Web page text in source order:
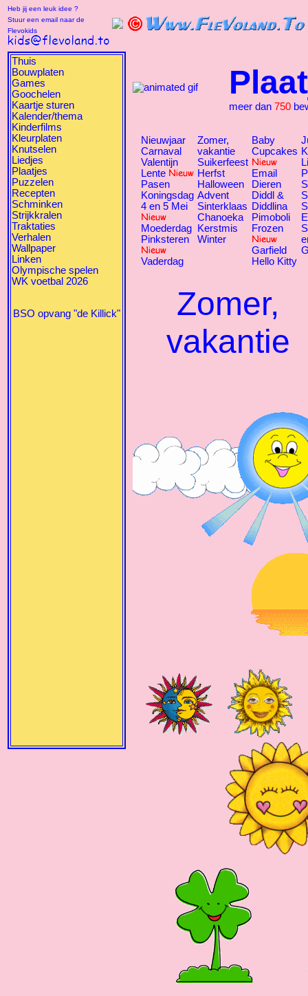
Heb jij een leuk idee ?
Stuur een email naar de
Flevokids
Thuis
Bouwplaten
Games
Goochelen
Kaartje sturen
Kalender/thema
Kinderfilms
Kleurplaten
Knutselen
Liedjes
Plaatjes
Puzzelen
Recepten
Schminken
Strijkkralen
Traktaties
Verhalen
Wallpaper
Linken
Olympische spelen
WK voetbal 2026
BSO opvang "de Killick"
meer dan 750
Nieuwjaar
Carnaval
Valentijn
Lente
Pasen
Koningsdag
4 en 5 Mei
Moederdag
Pinksteren
Vaderdag
Zomer,
vakantie
Suikerfeest
Herfst
Halloween
Advent
Sinterklaas
Chanoeka
Kerstmis
Winter
Baby
Cupcakes
Email
Dieren
Diddl &
Diddlina
Pimoboli
Frozen
Garfield
Hello Kitty
Zomer,
vakantie